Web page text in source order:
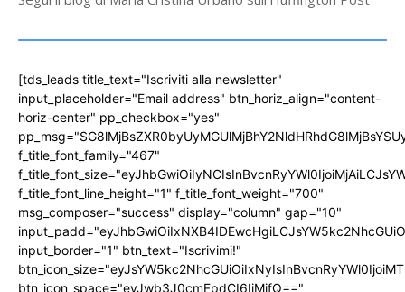
[tds_leads title_text="Iscriviti alla newsletter"
input_placeholder="Email address" btn_horiz_align="content-
horiz-center" pp_checkbox="yes"
f_title_font_family="467"
f_title_font_line_height="1" f_title_font_weight="700"
msg_composer="success" display="column" gap="10"
input_border="1" btn_text="Iscrivimi!"
btn_icon_space="eyJwb3J0cmFpdCI6IjMifQ=="